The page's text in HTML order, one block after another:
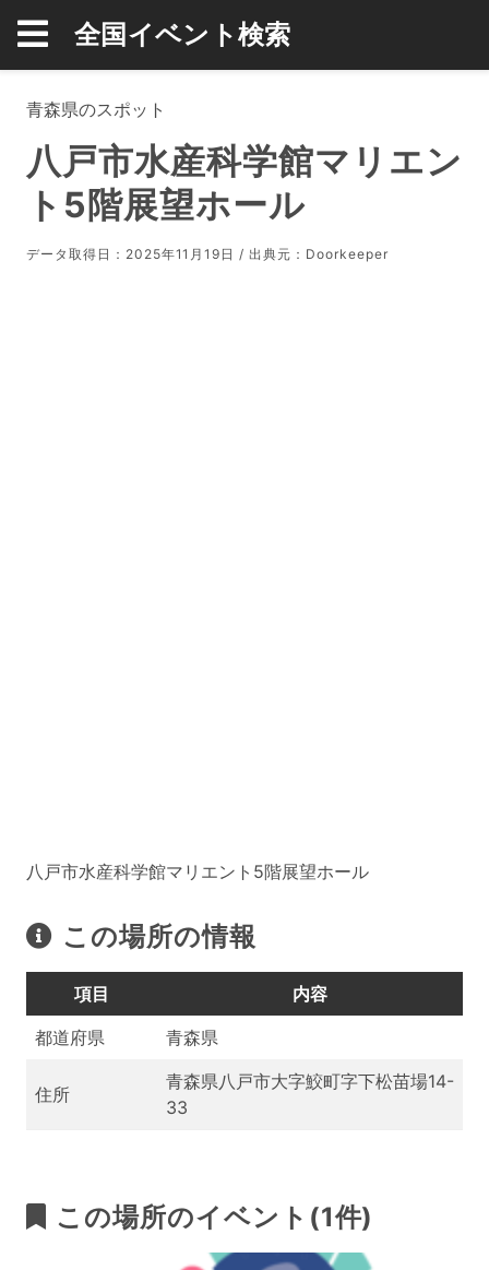
全国イベント検索
青森県のスポット
八戸市水産科学館マリエン
ト5階展望ホール
データ取得日：2025年11月19日 / 出典元： Doorkeeper
八戸市水産科学館マリエント5階展望ホール
この場所の情報
項目
内容
都道府県
青森県
住所
青森県八戸市大字鮫町字下松苗場14-
33
この場所のイベント(1件)